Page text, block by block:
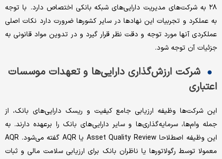
۲۸ به شرکت‌های مدیریت دارایی‌های شبکه بانکی اختصاص دارد. با توجه
به عملکرد و تجربیات این نهادها در سایر کشورها ضرورت دارد نکات اصلی
عملکردی آنها مورد توجه و دقت نظر قرار گیرد و در تدوین مواد قانونی به
جزئیات آن توجه شود.
شرکت ارزش‌گذاری دارایی‌ها و تعهدات موسسات
اعتباری
این شرکت‌ها وظیفه ارزیابی جامع کیفیت و ریسک دارایی‌های بانک، از
جمله وام‌ها، سرمایه‌گذاری‌ها و سایر دارایی‌های بانک را برعهده دارند. به
این وظیفه اصطلاحا Asset Quality Review یا AQR گفته می‌شود. AQR
معمولا توسط رگولاتورها یا ناظران بانک برای ارزیابی سلامت مالی و ثبات